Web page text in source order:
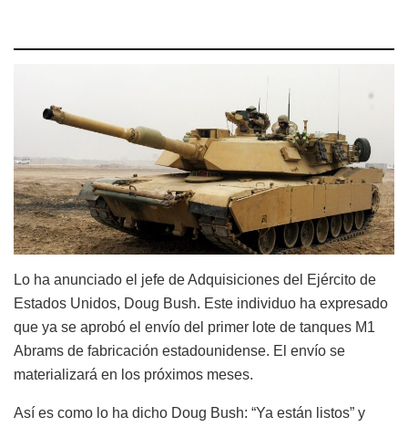
Lo ha anunciado el jefe de Adquisiciones del Ejército de
Estados Unidos, Doug Bush. Este individuo ha expresado
que ya se aprobó el envío del primer lote de tanques M1
Abrams de fabricación estadounidense. El envío se
materializará en los próximos meses.
Así es como lo ha dicho Doug Bush: “Ya están listos” y